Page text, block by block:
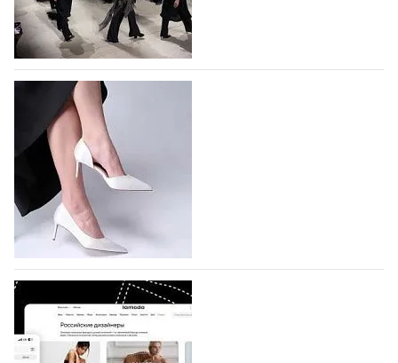
На участие в Московской неделе моды
подано 1047 заявок
На участие в седьмой Московской неделе моды,
которая пройдет в российской столице с 26 сентября
по 1 октября, уже подано 1047 заявок. Примерно
половину из них (494) прислали дизайнеры,
коллекции которых не были представлены в…
07.08.2026 844
BALLINA представит свои новинки на Euro
Shoes
Компания BALLINA Guangzhou Lihuang Footwear